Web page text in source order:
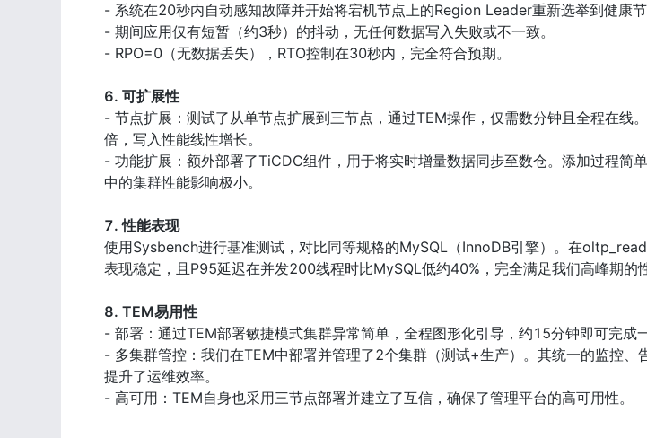
- 系统在20秒内自动感知故障并开始将宕机节点上的Region Leader重新选举到健康节
- 期间应用仅有短暂（约3秒）的抖动，无任何数据写入失败或不一致。
- RPO=0（无数据丢失），RTO控制在30秒内，完全符合预期。
6. 可扩展性
- 节点扩展：测试了从单节点扩展到三节点，通过TEM操作，仅需数分钟且全程在线
倍，写入性能线性增长。
- 功能扩展：额外部署了TiCDC组件，用于将实时增量数据同步至数仓。添加过程简
中的集群性能影响极小。
7. 性能表现
使用Sysbench进行基准测试，对比同等规格的MySQL（InnoDB引擎）。在
表现稳定，且P95延迟在并发200线程时比MySQL低约40%，完全满足我们高峰期的
8. TEM易用性
- 部署：通过TEM部署敏捷模式集群异常简单，全程图形化引导，约15分钟即可完成
- 多集群管控：我们在TEM中部署并管理了2个集群（测试+生产）。其统一的监控、
提升了运维效率。
- 高可用：TEM自身也采用三节点部署并建立了互信，确保了管理平台的高可用性。